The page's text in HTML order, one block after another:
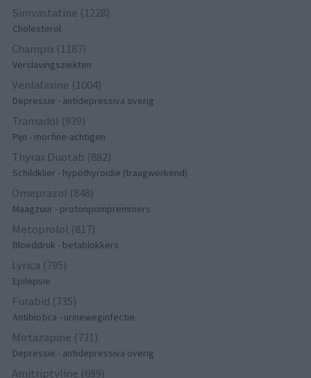
Simvastatine (1228)
Cholesterol
Champix (1187)
Verslavingsziekten
Venlafaxine (1004)
Depressie - antidepressiva overig
Tramadol (939)
Pijn - morfine-achtigen
Thyrax Duotab (882)
Schildklier - hypothyroidie (traagwerkend)
Omeprazol (848)
Maagzuur - protonpompremmers
Metoprolol (817)
Bloeddruk - betablokkers
Lyrica (795)
Epilepsie
Furabid (735)
Antibiotica - urineweginfectie
Mirtazapine (731)
Depressie - antidepressiva overig
Amitriptyline (699)